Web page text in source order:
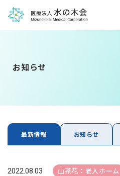
お知らせ
最新情報 お知らせ
2022.08.03 山茶花：老人ホーム